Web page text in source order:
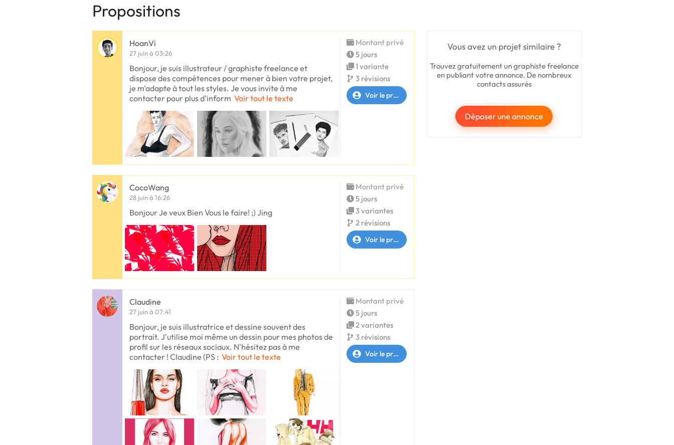
Propositions
Vous avez un projet similaire ?
Trouvez gratuitement un graphiste freelance
en publiant votre annonce. De nombreux
contacts assurés
Déposer une annonce
HoanVi
27 juin à 03:26
Bonjour, je suis illustrateur / graphiste freelance et
dispose des compétences pour mener à bien votre projet,
je m'adapte à tout les styles. Je vous invite à me
contacter pour plus d'inform Voir tout le texte
Montant privé
5 jours
1 variante
3 révisions
Voir le profil
CocoWang
28 juin à 16:26
Bonjour Je veux Bien Vous le faire! ;) Jing
Montant privé
5 jours
3 variantes
2 révisions
Voir le profil
Claudine
27 juin à 07:41
Bonjour, je suis illustratrice et dessine souvent des
portrait. J'utilise moi même un dessin pour mes photos de
profil sur les réseaux sociaux. N'hésitez pas à me
contacter ! Claudine (PS : Voir tout le texte
Montant privé
5 jours
2 variantes
3 révisions
Voir le profil